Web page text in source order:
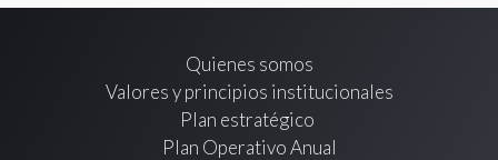
Quienes somos
Valores y principios institucionales
Plan estratégico
Plan Operativo Anual